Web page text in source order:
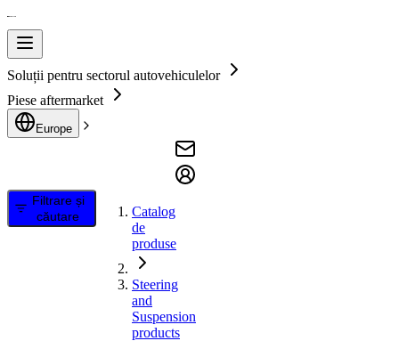
Soluții pentru sectorul autovehiculelor
Piese aftermarket
Europe
Filtrare și
căutare
Catalog
de
produse
Steering
and
Suspension
products